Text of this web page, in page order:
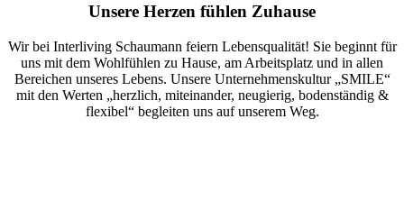
Unsere Herzen fühlen Zuhause
Wir bei Interliving Schaumann feiern Lebensqualität! Sie beginnt für
uns mit dem Wohlfühlen zu Hause, am Arbeitsplatz und in allen
Bereichen unseres Lebens. Unsere Unternehmenskultur „SMILE“
mit den Werten „herzlich, miteinander, neugierig, bodenständig &
flexibel“ begleiten uns auf unserem Weg.